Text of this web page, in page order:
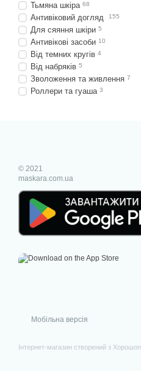
Тьмяна шкіра 68
Антивіковий догляд 155
Для сяяння шкіри 5
Антивікові засоби 10
Від темних кругів 4
Від набряків 5
Зволоження та живлення 7
Роллери та гуаша 3
© 2021
maskara.com.ua
Мобільна версія
Інтернет-магазин створений з Хорошоп